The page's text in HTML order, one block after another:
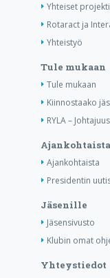
Yhteiset
Rotaract ja
Yhteistyö
Tule mukaan
Tule mukaan
Kiinnostaako
RYLA –
Ajankohtaista
Ajankohtaista
Presidentin
Jäsenille
Jäsensivusto
Klubin omat
Yhteystiedot